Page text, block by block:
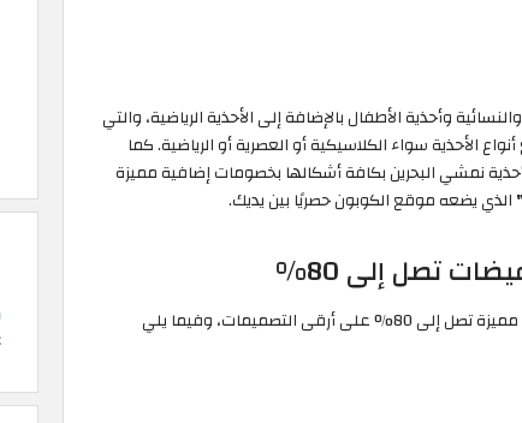
وأحذية الأطفال بالإضافة إلى الأحذية الرياضية، والتي
بخصومات تصل إلى 80% على جميع أنواع الأحذية سواء الكلاسيكية أو العصرية أو الرياضية. كما
نمشي البحرين بكافة أشكالها بخصومات إضافية مميزة
الذي يضعه موقع الكوبون حصريًا بين يديك.
تصل إلى 80%
اكتشف أحدث تشكيلات جزم نمشي في البحرين مع تخفيضات مميزة تصل إلى 80% على أرقى التصميمات، وفيما يلي